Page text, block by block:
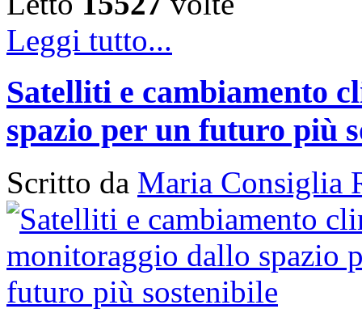
Leggi tutto...
Satelliti e cambiamento
spazio per un futuro più
Scritto da Maria Consiglia